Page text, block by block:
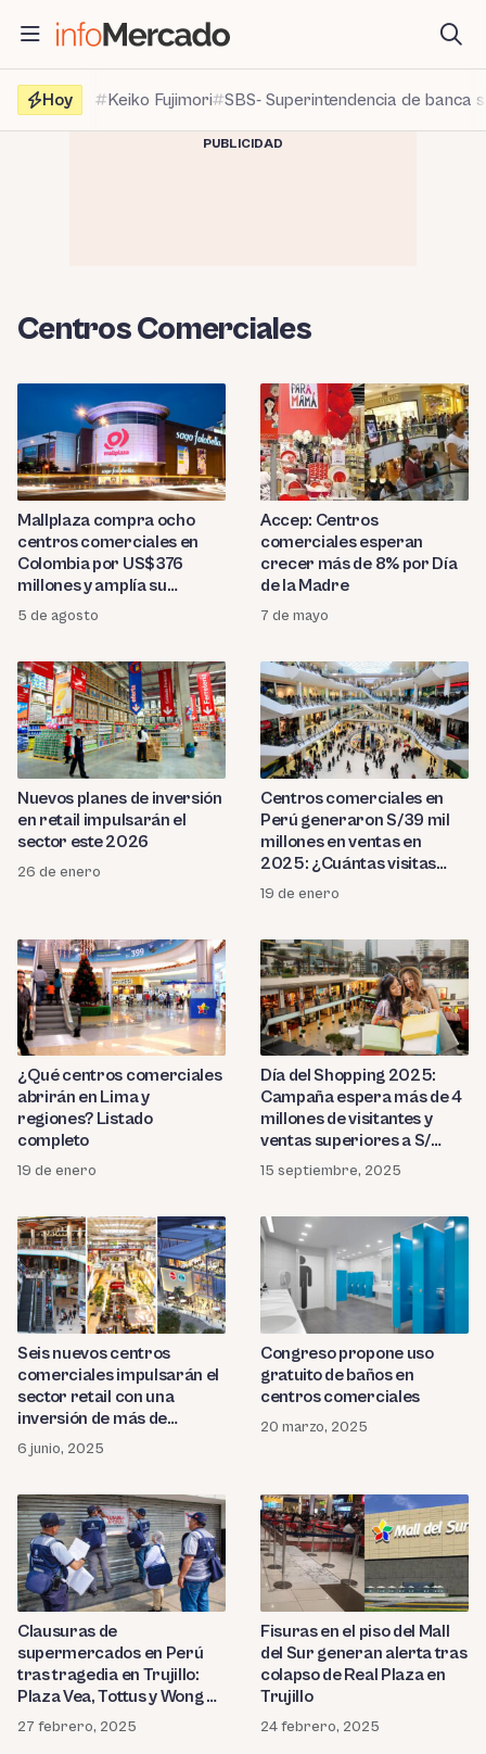
contenido
Hoy
Keiko Fujimori SBS- Superintendencia de banca
PUBLICIDAD
Centros Comerciales
Mallplaza compra ocho
centros comerciales en
Colombia por US$376
millones y amplía su
presencia regional
5 de agosto
Accep: Centros
comerciales esperan
crecer más de 8% por Día
de la Madre
7 de mayo
Nuevos planes de inversión
en retail impulsarán el
sector este 2026
26 de enero
Centros comerciales en
Perú generaron S/39 mil
millones en ventas en
2025: ¿Cuántas visitas
reciben al mes?
19 de enero
¿Qué centros comerciales
abrirán en Lima y
regiones? Listado
completo
19 de enero
Día del Shopping 2025:
Campaña espera más de 4
millones de visitantes y
ventas superiores a S/
2,900 millones
15 septiembre, 2025
Seis nuevos centros
comerciales impulsarán el
sector retail con una
inversión de más de
US$350 millones
6 junio, 2025
Congreso propone uso
gratuito de baños en
centros comerciales
20 marzo, 2025
Clausuras de
supermercados en Perú
tras tragedia en Trujillo:
Plaza Vea, Tottus y Wong en
la mira
27 febrero, 2025
Fisuras en el piso del Mall
del Sur generan alerta tras
colapso de Real Plaza en
Trujillo
24 febrero, 2025